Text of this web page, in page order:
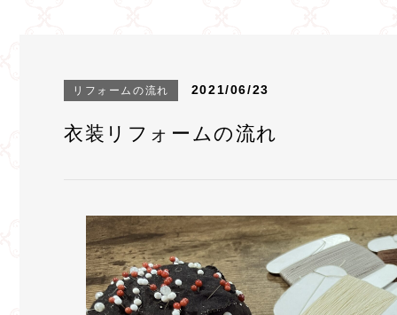
リフォームの流れ 2021/06/23
衣装リフォームの流れ